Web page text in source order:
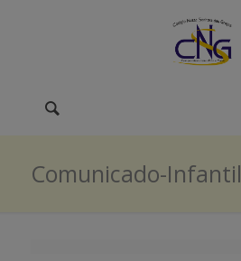
Comunicado-Infantil